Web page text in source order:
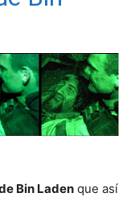
Bin Laden que así